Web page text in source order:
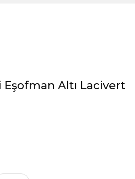
Altı Lacivert